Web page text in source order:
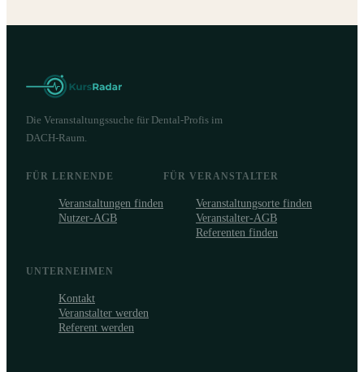
Die Veranstaltungssuche für Dental-Profis im
DACH-Raum.
FÜR LERNENDE
Veranstaltungen finden
Nutzer-AGB
FÜR VERANSTALTER
Veranstaltungsorte finden
Veranstalter-AGB
Referenten finden
UNTERNEHMEN
Kontakt
Veranstalter werden
Referent werden